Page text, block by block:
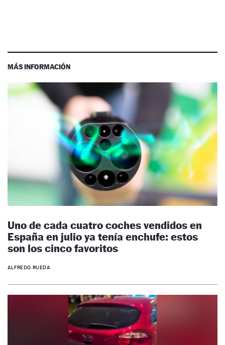
MÁS INFORMACIÓN
Uno de cada cuatro coches vendidos en
España en julio ya tenía enchufe: estos
son los cinco favoritos
ALFREDO RUEDA